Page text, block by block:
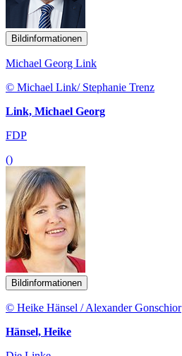
Bildinformationen
Michael Georg Link
© Michael Link/ Stephanie Trenz
Link, Michael Georg
FDP
()
Bildinformationen
© Heike Hänsel / Alexander Gonschior
Hänsel, Heike